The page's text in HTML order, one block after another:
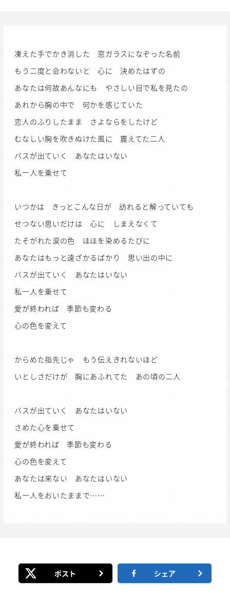
凍えた手でかき消した 窓ガラスになぞった名前
もう二度と会わないと 心に 決めたはずの
あなたは何故あんなにも やさしい目で私を見たの
あれから胸の中で 何かを感じていた
恋人のふりしたまま さよならをしたけど
むなしい胸を吹きぬけた風に 震えてた二人
バスが出ていく あなたはいない
私一人を乗せて
いつかは きっとこんな日が 訪れると解っていても
せつない思いだけは 心に しまえなくて
たそがれた涙の色 ほほを染めるたびに
あなたはもっと遠ざかるばかり 思い出の中に
バスが出ていく あなたはいない
私一人を乗せて
愛が終われば 季節も変わる
心の色を変えて
からめた指先じゃ もう伝えきれないほど
いとしさだけが 胸にあふれてた あの頃の二人
バスが出ていく あなたはいない
さめた心を乗せて
愛が終われば 季節も変わる
心の色を変えて
あなたは来ない あなたはいない
私一人をおいたままで……
ポスト シェア